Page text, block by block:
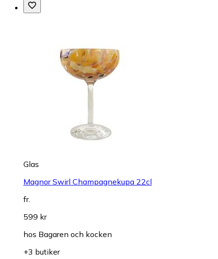
Glas
Magnor Swirl Champagnekupa 22cl
fr.
599 kr
hos Bagaren och kocken
+3 butiker